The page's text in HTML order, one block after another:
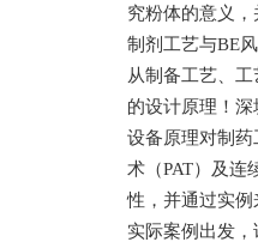
究粉体的意义
制剂工艺与BE
从制备工艺、
的设计原理！
设备原理对制
术（PAT）及连
性，并通过实例
实际案例出发